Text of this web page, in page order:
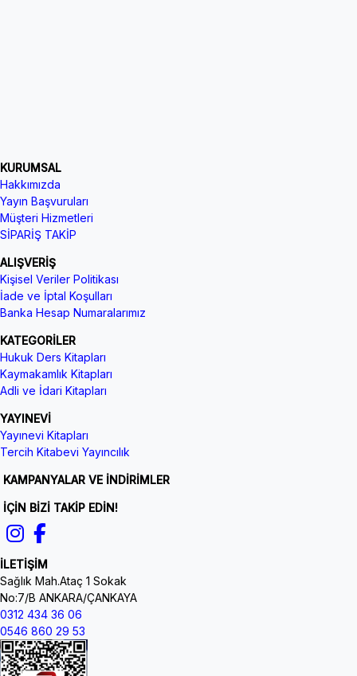
KURUMSAL
Hakkımızda
Yayın Başvuruları
Müşteri Hizmetleri
SİPARİŞ TAKİP
ALIŞVERİŞ
Kişisel Veriler Politikası
İade ve İptal Koşulları
Banka Hesap Numaralarımız
KATEGORİLER
Hukuk Ders Kitapları
Kaymakamlık Kitapları
Adli ve İdari Kitapları
YAYINEVİ
Yayınevi Kitapları
Tercih Kitabevi Yayıncılık
KAMPANYALAR VE İNDİRİMLER
İÇİN BİZİ TAKİP EDİN!
İLETİŞİM
Sağlık Mah.Ataç 1 Sokak
No:7/B ANKARA/ÇANKAYA
0312 434 36 06
0546 860 29 53